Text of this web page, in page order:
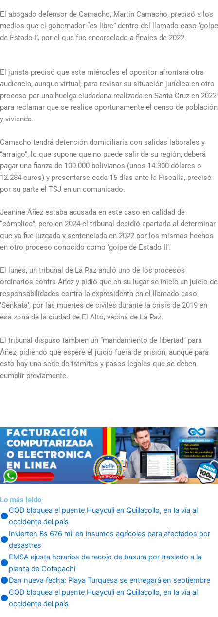
El abogado defensor de Camacho, Martín Camacho, precisó a los
medios que el gobernador “es libre” dentro del llamado caso ‘golpe
de Estado I’, por el que fue encarcelado a finales de 2022.
El jurista precisó que este miércoles el opositor afrontará otra
audiencia, aunque virtual, para revisar su situación jurídica en otro
proceso por una huelga ciudadana realizada en Santa Cruz en 2022
para reclamar que se realice oportunamente el censo de población
y vivienda.
Camacho tendrá detención domiciliaria con salidas laborales y
“arraigo”, lo que supone que no puede salir de su región, deberá
pagar una fianza de 100.000 bolivianos (unos 14.300 dólares o
12.284 euros) y presentarse cada 15 días ante la Fiscalía, precisó
por su parte el TSJ en un comunicado.
Jeanine Áñez estaba acusada en este caso en calidad de
“cómplice”, pero en 2024 el tribunal decidió apartarla al determinar
que ya fue juzgada y sentenciada en 2022 por los mismos hechos
en otro proceso conocido como ‘golpe de Estado II’.
El lunes, un tribunal de La Paz anuló uno de los procesos
ordinarios contra Áñez y pidió que en su lugar se inicie un juicio de
responsabilidades contra la expresidenta en el llamado caso
‘Senkata’, por las muertes de civiles durante la crisis de 2019 en
esa zona de la ciudad de El Alto, vecina de La Paz.
El tribunal dispuso también un “mandamiento de libertad” para
Áñez, pidiendo que espere el juicio fuera de prisión, aunque para
esto hay una serie de trámites y pasos legales que se deben
cumplir previamente.
Lo más leido
COD bloquea el puente Huayculi en Quillacollo, en la vía al
occidente del país
Invierten Bs 676 mil en insumos agrícolas para afectados por
desastres
EMSA ajusta horarios de recojo de basura por traslado a la
planta de Cotapachi
Dan nueva fecha: Playa Turquesa se entregará en septiembre
COD bloquea el puente Huayculi en Quillacollo, en la vía al
occidente del país